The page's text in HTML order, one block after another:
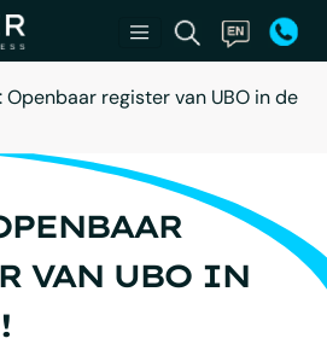
Openbaar register van UBO in de
VAN UBO IN